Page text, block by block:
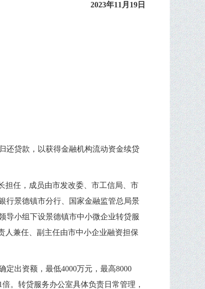
2023年11月19日
还贷款，以获得金融机构流动资金续贷
担任，成员由市发改委、市工信局、市
行景德镇市分行、国家金融监管总局景
导小组下设景德镇市中小微企业转贷服
人兼任、副主任由市中小企业融资担保
定出资额，最低4000万元，最高8000
倍。转贷服务办公室具体负责日常管理，